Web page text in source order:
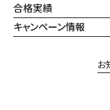
合格実績
キャンペーン情報
お